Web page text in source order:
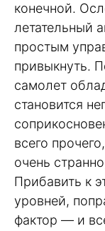
конечной.
летательный
простым
привыкнуть.
самолет
становится
всего
очень
Прибавить к
уровней,
фактор — и